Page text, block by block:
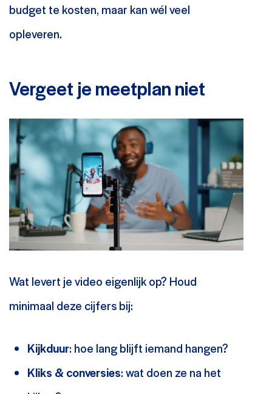
budget te kosten, maar kan wél veel
opleveren.
Vergeet je meetplan niet
Wat levert je video eigenlijk op? Houd
minimaal deze cijfers bij:
Kijkduur: hoe lang blijft iemand hangen?
Kliks & conversies: wat doen ze na het